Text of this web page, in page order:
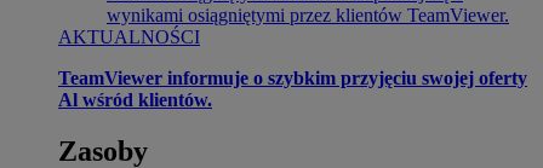
wynikami osiągniętymi przez klientów TeamViewer.
AKTUALNOŚCI
TeamViewer informuje o szybkim przyjęciu swojej oferty
Al wśród klientów.
Zasoby